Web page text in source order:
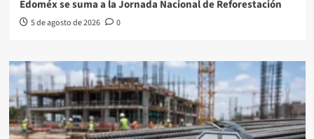
Edoméx se suma a la Jornada Nacional de Reforestación
5 de agosto de 2026 0